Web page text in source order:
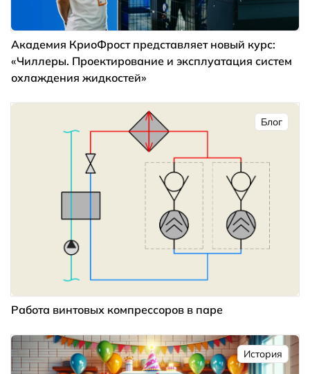
Академия КриоФрост представляет новый курс:
«Чиллеры. Проектирование и эксплуатация систем
охлаждения жидкостей»
Блог
Работа винтовых компрессоров в паре
История